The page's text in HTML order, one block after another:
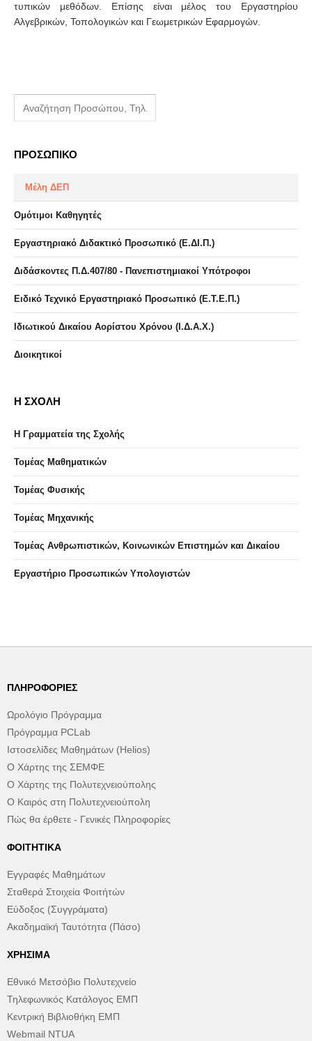
τυπικών μεθόδων. Επίσης είναι μέλος του Εργαστηρίου
Αλγεβρικών, Τοπολογικών και Γεωμετρικών Εφαρμογών.
ΠΡΟΣΩΠΙΚΟ
Μέλη ΔΕΠ
Ομότιμοι Καθηγητές
Εργαστηριακό Διδακτικό Προσωπικό (Ε.ΔΙ.Π.)
Διδάσκοντες Π.Δ.407/80 - Πανεπιστημιακοί Υπότροφοι
Ειδικό Τεχνικό Εργαστηριακό Προσωπικό (Ε.Τ.Ε.Π.)
Ιδιωτικού Δικαίου Αορίστου Χρόνου (Ι.Δ.Α.Χ.)
Διοικητικοί
Η ΣΧΟΛΗ
Η Γραμματεία της Σχολής
Τομέας Μαθηματικών
Τομέας Φυσικής
Τομέας Μηχανικής
Τομέας Ανθρωπιστικών, Κοινωνικών Επιστημών και Δικαίου
Eργαστήριo Προσωπικών Υπολογιστών
ΠΛΗΡΟΦΟΡΊΕΣ
Ωρολόγιο Πρόγραμμα
Πρόγραμμα PCLab
Ιστοσελίδες Μαθημάτων (Helios)
Ο Χάρτης της ΣΕΜΦΕ
Ο Χάρτης της Πολυτεχνειούπολης
Ο Καιρός στη Πολυτεχνειούπολη
Πώς θα έρθετε - Γενικές Πληροφορίες
ΦΟΙΤΗΤΙΚΆ
Εγγραφές Μαθημάτων
Σταθερά Στοιχεία Φοιτήτών
Εύδοξος (Συγγράματα)
Ακαδημαϊκή Ταυτότητα (Πάσο)
ΧΡΉΣΙΜΑ
Εθνικό Μετσόβιο Πολυτεχνείο
Τηλεφωνικός Κατάλογος ΕΜΠ
Κεντρική Βιβλιοθήκη ΕΜΠ
Webmail NTUA